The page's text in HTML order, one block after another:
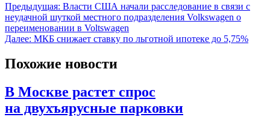
Предыдущая: Власти США начали расследование в связи с
неудачной шуткой местного подразделения Volkswagen о
переименовании в Voltswagen
Далее: МКБ снижает ставку по льготной ипотеке до 5,75%
Похожие новости
В Москве растет спрос
на двухъярусные парковки